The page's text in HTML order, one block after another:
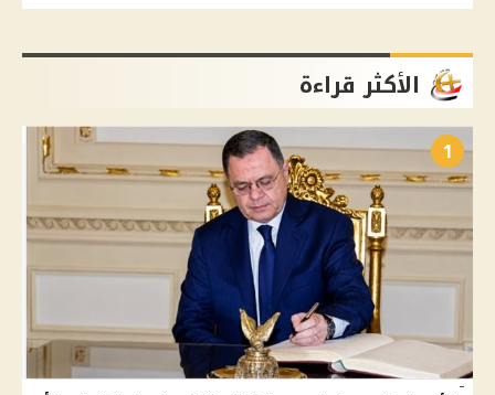
الأكثر قراءة
1